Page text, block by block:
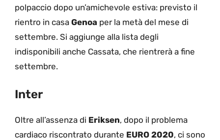
polpaccio dopo un’amichevole estiva: previsto il
rientro in casa Genoa per la metà del mese di
settembre. Si aggiunge alla lista degli
indisponibili anche Cassata, che rientrerà a fine
settembre.
Inter
Oltre all’assenza di Eriksen, dopo il problema
cardiaco riscontrato durante EURO 2020, ci sono